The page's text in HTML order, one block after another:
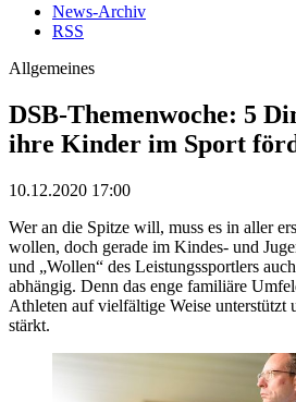
News-Archiv
RSS
Allgemeines
DSB-Themenwoche: 5
ihre Kinder im Sport
10.12.2020 17:00
Wer an die Spitze will, muss es in aller
wollen, doch gerade im Kindes- und
und „Wollen“ des Leistungssportlers
abhängig. Denn das enge familiäre
Athleten auf vielfältige Weise unterstützt
stärkt.